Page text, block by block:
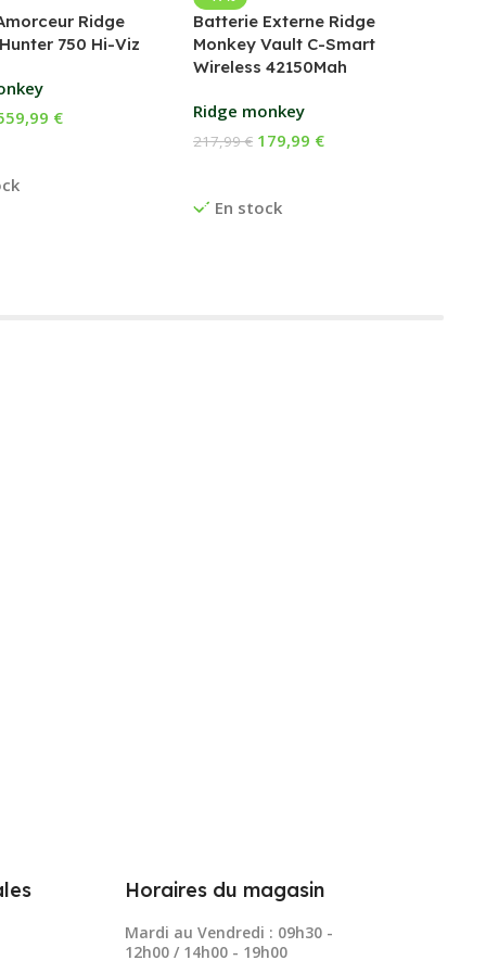
Ridge
750 Hi-Viz
€
Batterie Externe Ridge
Monkey Vault C-Smart
Wireless 42150Mah
Ridge monkey
En stock
217,99€ 179,99 €
Horaires du magasin
Mardi au Vendredi : 09h30 -
12h00 / 14h00 - 19h00